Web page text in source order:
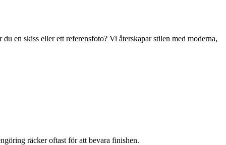
en skiss eller ett referensfoto? Vi återskapar stilen med moderna,
räcker oftast för att bevara finishen.